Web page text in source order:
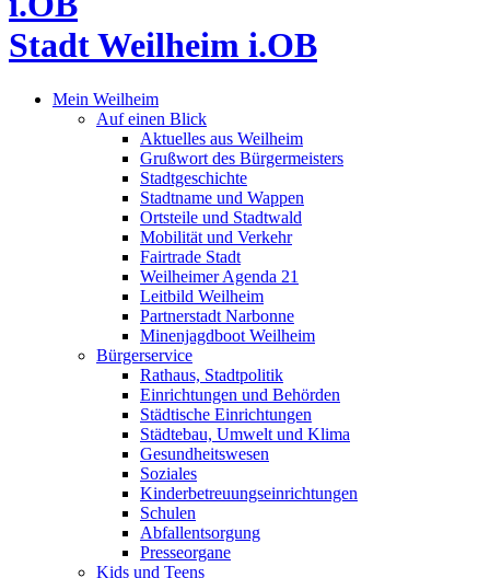
Stadt Weilheim i.OB
Mein Weilheim
Auf einen Blick
Aktuelles aus Weilheim
Grußwort des Bürgermeisters
Stadtgeschichte
Stadtname und Wappen
Ortsteile und Stadtwald
Mobilität und Verkehr
Fairtrade Stadt
Weilheimer Agenda 21
Leitbild Weilheim
Partnerstadt Narbonne
Minenjagdboot Weilheim
Bürgerservice
Rathaus, Stadtpolitik
Einrichtungen und Behörden
Städtische Einrichtungen
Städtebau, Umwelt und Klima
Gesundheitswesen
Soziales
Kinderbetreuungseinrichtungen
Schulen
Abfallentsorgung
Presseorgane
Kids und Teens